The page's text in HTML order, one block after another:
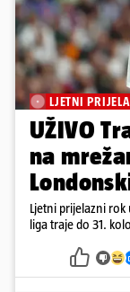
LJETNI
UŽIVO
na
Ljetni prijelazni rok
liga traje do 31.